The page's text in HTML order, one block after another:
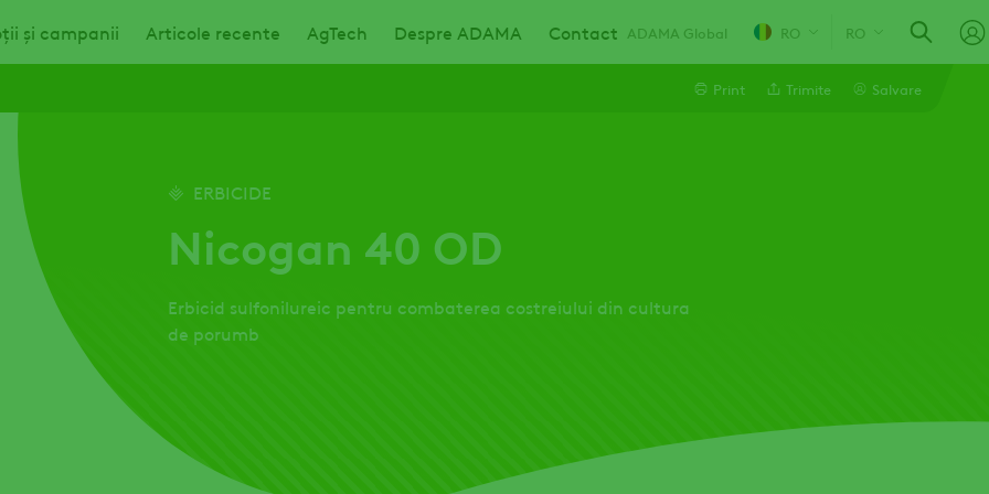
și campanii Articole recente AgTech Despre ADAMA Contact ADAMA Global RO RO
Print Trimite Salvare
ERBICIDE
Nicogan 40 OD
Erbicid sulfonilureic pentru combaterea costreiului din cultura
de porumb